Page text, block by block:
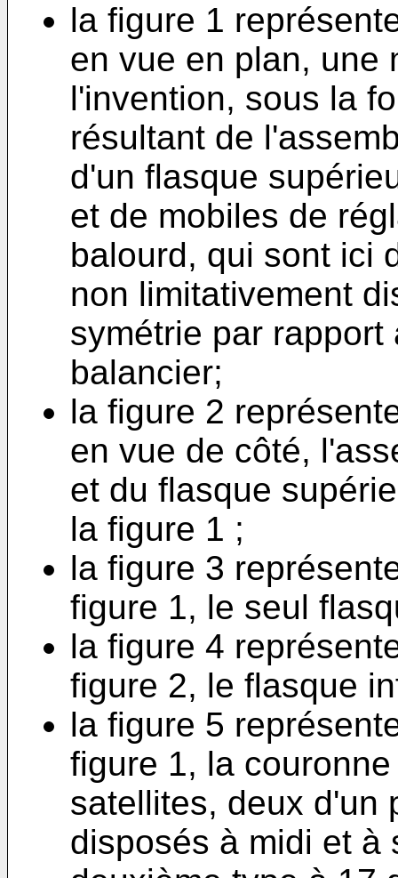
la figure 1
en vue en plan, une
l'invention, sous la
résultant de
d'un flasque
et de mobiles de
balourd, qui sont ici
non limitativement
symétrie par
balancier;
la figure 2
en vue de côté,
et du flasque
la figure 1 ;
la figure 3
figure 1, le seul
la figure 4
figure 2, le flasque
la figure 5
figure 1, la
satellites, deux d'un
disposés à midi et à